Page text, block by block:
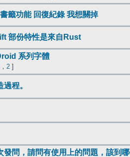
籤功能 回復紀錄 我想關掉
部份特性是來自Rust
系列字體
， 2 ]
程。
發問，請問有使用上的問題，該到